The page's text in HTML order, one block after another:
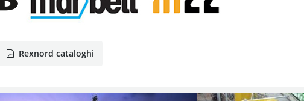
Rexnord cataloghi